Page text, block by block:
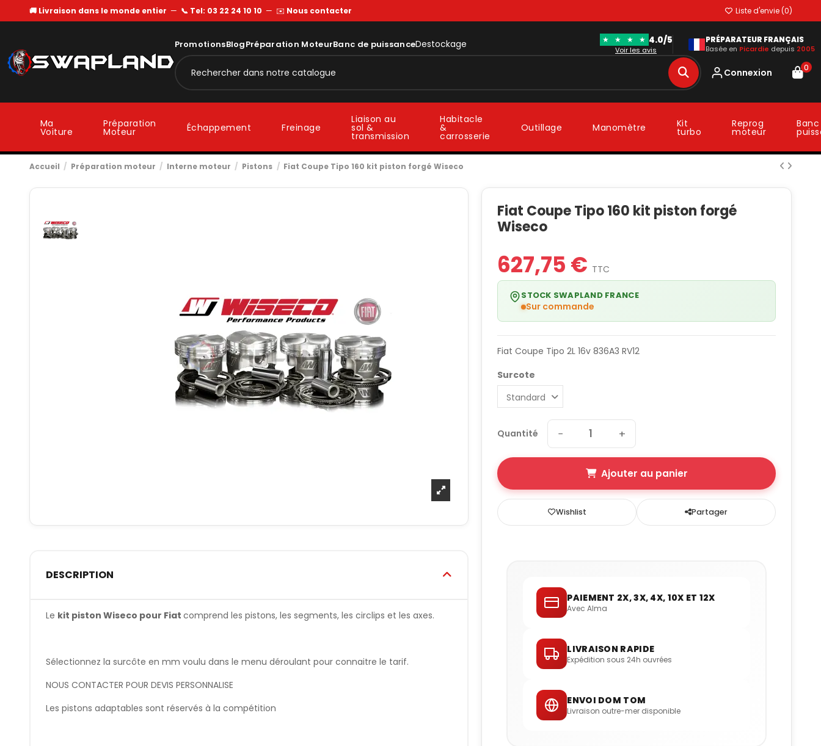
🚚 Livraison dans le monde entier — 📞 Tel: 03 22 24 10 10 — ✉️ Nous contacter Liste d'envie (0)
PromotionsBlogPréparation MoteurBanc de puissanceDestockage ★ ★ ★ ★ 4.0/5
Voir les avis
PRÉPARATEUR FRANÇAIS
Basée en Picardie depuis 2005
Connexion 0
Ma
Voiture
Préparation
Moteur Échappement Freinage
Liaison au
sol &
transmission
Habitacle
&
carrosserie
Outillage Manomètre Kit
turbo
Reprog
moteur
Accueil Préparation moteur Interne moteur Pistons Fiat Coupe Tipo 160 kit piston forgé Wiseco
DESCRIPTION
Le kit piston Wiseco pour Fiat comprend les pistons, les segments, les circlips et les axes.
Sélectionnez la surcôte en mm voulu dans le menu déroulant pour connaitre le tarif.
NOUS CONTACTER POUR DEVIS PERSONNALISE
Les pistons adaptables sont réservés à la compétition
Fiat Coupe Tipo 160 kit piston forgé
Wiseco
627,75 € TTC
STOCK SWAPLAND FRANCE
Sur commande
Fiat Coupe Tipo 2L 16v 836A3 RV12
Surcote
Quantité − +
Ajouter au panier
Wishlist Partager
PAIEMENT 2X, 3X, 4X, 10X ET 12X
Avec Alma
LIVRAISON RAPIDE
Expédition sous 24h ouvrées
ENVOI DOM TOM
Livraison outre-mer disponible